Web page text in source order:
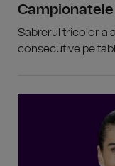
Sabrerul tricolor a
consecutive pe